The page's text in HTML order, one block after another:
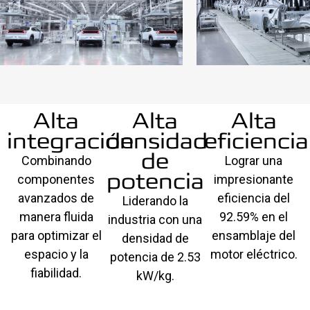
Alta
integración
Combinando
componentes
avanzados de
manera fluida
para optimizar el
espacio y la
fiabilidad.
Alta
densidad
de
potencia
Liderando la
industria con una
densidad de
potencia de 2.53
kW/kg.
Alta
eficiencia
Lograr una
impresionante
eficiencia del
92.59% en el
ensamblaje del
motor eléctrico.